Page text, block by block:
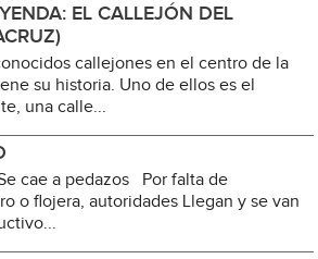
EL CALLEJÓN DEL
callejones en el centro de la
su historia. Uno de ellos es el
una calle...
cae a pedazos Por falta de
o flojera, autoridades Llegan y se van